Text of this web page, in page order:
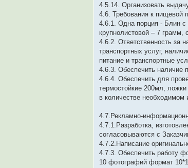
4.5.14. Организовать
4.6. Требования к пищевой
4.6.1. Одна порция - Блин с
крупнолистовой – 7 грамм,
4.6.2. Ответственность за
транспортных услуг,
питание и транспортные
4.6.3. Обеспечить наличие
4.6.4. Обеспечить для
термостойкие 200мл,
в количестве
4.7.Рекламно-
4.7.1.Разработка,
согласовываются с
4.7.2.Написание
4.7.3. Обеспечить работу
10 фотографий формат